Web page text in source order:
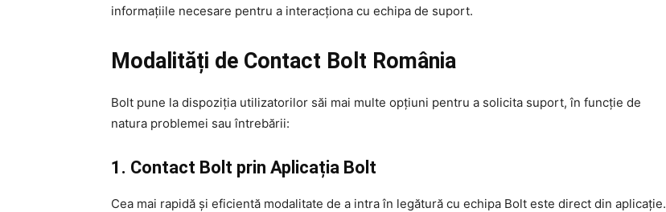
informațiile necesare pentru a interacționa cu echipa de suport.
Modalități de Contact Bolt România
Bolt pune la dispoziția utilizatorilor săi mai multe opțiuni pentru a solicita suport, în funcție de
natura problemei sau întrebării:
1. Contact Bolt prin Aplicația Bolt
Cea mai rapidă și eficientă modalitate de a intra în legătură cu echipa Bolt este direct din aplicație.